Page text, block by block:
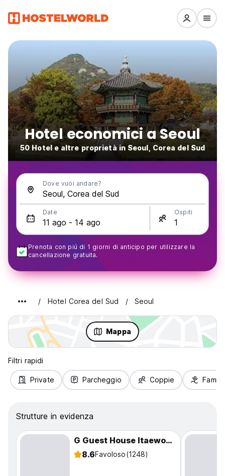
Hotel economici a Seoul
50 Hotel e altre proprietà in Seoul, Corea del Sud
Dove vuoi andare?
Date Ospiti
Prenota con piú di 1 giorni di anticipo per utilizzare la
cancellazione gratuita.
Hotel Corea del Sud Seoul
Mappa
Filtri rapidi
Private Parcheggio Coppie
Strutture in evidenza
G Guest House Itaewon In Seoul
8.6Favoloso(1248)